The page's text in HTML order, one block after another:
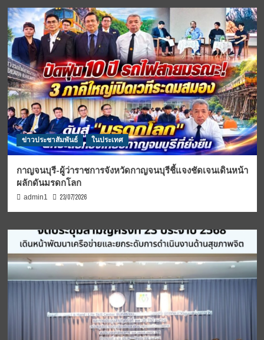
ข่าวประชาสัมพันธ์ ในประเทศ
กาญจนบุรี-ผู้ว่าราชการจังหวัดกาญจนบุรีชี้แจงชัดเจนเดินหน้า
ผลักดันมรดกโลก
admin1 23/07/2026